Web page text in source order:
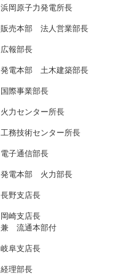
浜岡原子力発電所長
販売本部 法人営業部長
広報部長
発電本部 土木建築部長
国際事業部長
火力センター所長
工務技術センター所長
電子通信部長
発電本部 火力部長
長野支店長
岡崎支店長
兼 流通本部付
岐阜支店長
経理部長